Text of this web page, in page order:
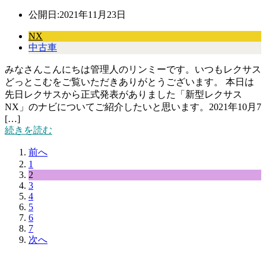
公開日:2021年11月23日
NX
中古車
みなさんこんにちは管理人のリンミーです。いつもレクサス
どっとこむをご覧いただきありがとうございます。 本日は
先日レクサスから正式発表がありました「新型レクサス
NX」のナビについてご紹介したいと思います。2021年10月7
[…]
続きを読む
前へ
1
2
3
4
5
6
7
次へ